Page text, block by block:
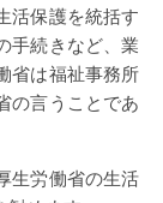
活保護を統括す
手続きなど、業
省は福祉事務所
の言うことであ
生労働省の生活